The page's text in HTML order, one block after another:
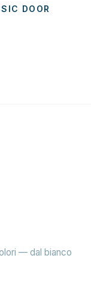
DOOR
— dal bianco